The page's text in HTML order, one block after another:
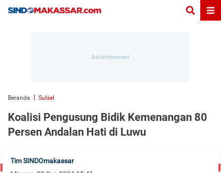
Beranda Sulsel
Koalisi Pengusung Bidik Kemenangan 80
Persen Andalan Hati di Luwu
Tim SINDOmakassar